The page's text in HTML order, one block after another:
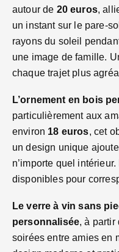
autour de 20 euros,
un instant sur le pare-
rayons du soleil
une image de famille.
chaque trajet plus
L’ornement en bois
particulièrement aux
environ 18 euros, cet
un design unique
n’importe quel
disponibles pour
Le verre à vin sans
personnalisée, à
soirées entre amies en